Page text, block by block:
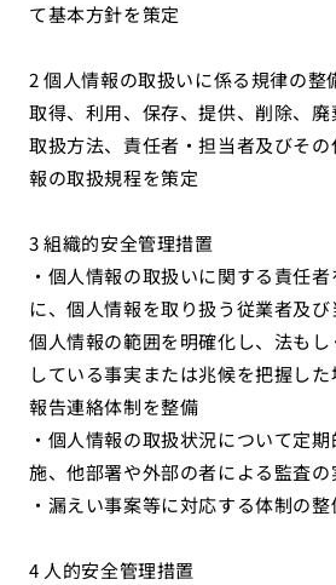
て基本方針を策定
2 個人情報の取扱いに係る規律の整
取得、利用、保存、提供、削除、廃
取扱方法、責任者・担当者及びそ
報の取扱規程を策定
3 組織的安全管理措置
・個人情報の取扱いに関する責任
に、個人情報を取り扱う従業者及
個人情報の範囲を明確化し、法も
している事実または兆候を把握し
報告連絡体制を整備
・個人情報の取扱状況について定
施、他部署や外部の者による監査の
・漏えい事案等に対応する体制の整
4 人的安全管理措置